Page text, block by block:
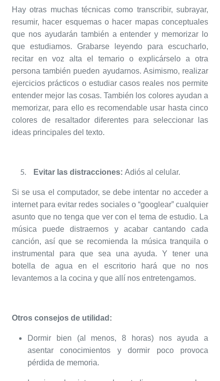
Hay otras muchas técnicas como transcribir, subrayar,
resumir, hacer esquemas o hacer mapas conceptuales
que nos ayudarán también a entender y memorizar lo
que estudiamos. Grabarse leyendo para escucharlo,
recitar en voz alta el temario o explicárselo a otra
persona también pueden ayudarnos. Asimismo, realizar
ejercicios prácticos o estudiar casos reales nos permite
entender mejor las cosas. También los colores ayudan a
memorizar, para ello es recomendable usar hasta cinco
colores de resaltador diferentes para seleccionar las
ideas principales del texto.
Evitar las distracciones: Adiós al celular.
Si se usa el computador, se debe intentar no acceder a
internet para evitar redes sociales o “googlear” cualquier
asunto que no tenga que ver con el tema de estudio. La
música puede distraernos y acabar cantando cada
canción, así que se recomienda la música tranquila o
instrumental para que sea una ayuda. Y tener una
botella de agua en el escritorio hará que no nos
levantemos a la cocina y que allí nos entretengamos.
Otros consejos de utilidad:
Dormir bien (al menos, 8 horas) nos ayuda a
asentar conocimientos y dormir poco provoca
pérdida de memoria.